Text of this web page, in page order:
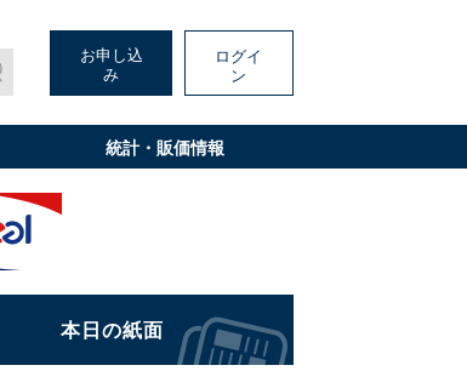
お申し込
み
ログイ
ン
統計・販価情報